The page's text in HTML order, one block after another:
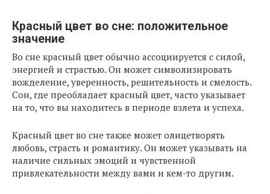
Красный цвет во сне: положительное
значение
Во сне красный цвет обычно ассоциируется с силой,
энергией и страстью. Он может символизировать
вожделение, уверенность, решительность и смелость.
Сон, где преобладает красный цвет, часто указывает
на то, что вы находитесь в периоде взлета и успеха.
Красный цвет во сне также может олицетворять
любовь, страсть и романтику. Он может указывать на
наличие сильных эмоций и чувственной
привлекательности между вами и кем-то другим.